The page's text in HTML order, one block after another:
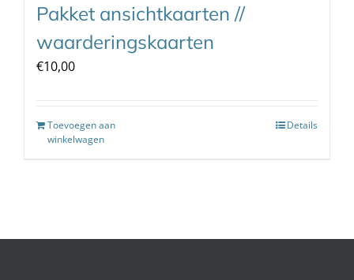
Pakket ansichtkaarten //
waarderingskaarten
€10,00
Toevoegen aan
winkelwagen
Details